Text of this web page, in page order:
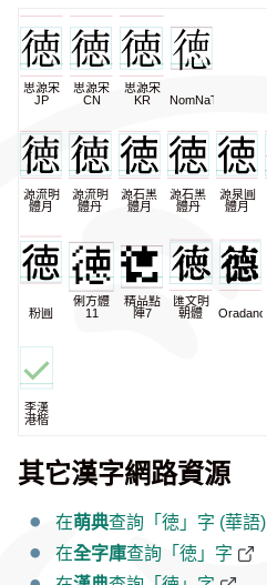
思源宋
JP
思源宋
CN
思源宋
KR
NomNaTong
源流明
體月
源流明
體丹
源石黑
體月
源石黑
體丹
源泉圓
體月
粉圓
俐方體
11
精品點
陣7
匯文明
朝體
Oradano
李漢
港楷
其它漢字網路資源
在萌典查詢「徳」字 (華語)
在全字庫查詢「徳」字